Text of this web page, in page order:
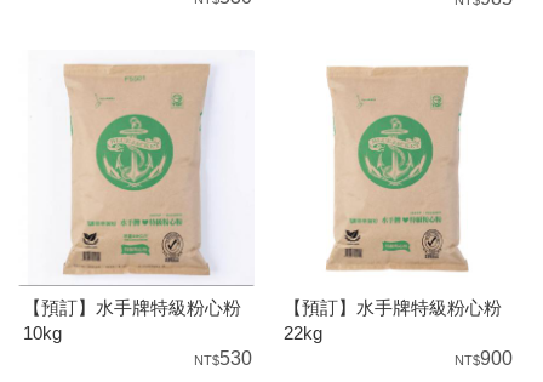
【預訂】水手牌特級粉心粉
10kg
530
【預訂】水手牌特級粉心粉
22kg
900